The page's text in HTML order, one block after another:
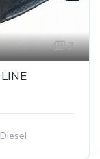
7
Diesel